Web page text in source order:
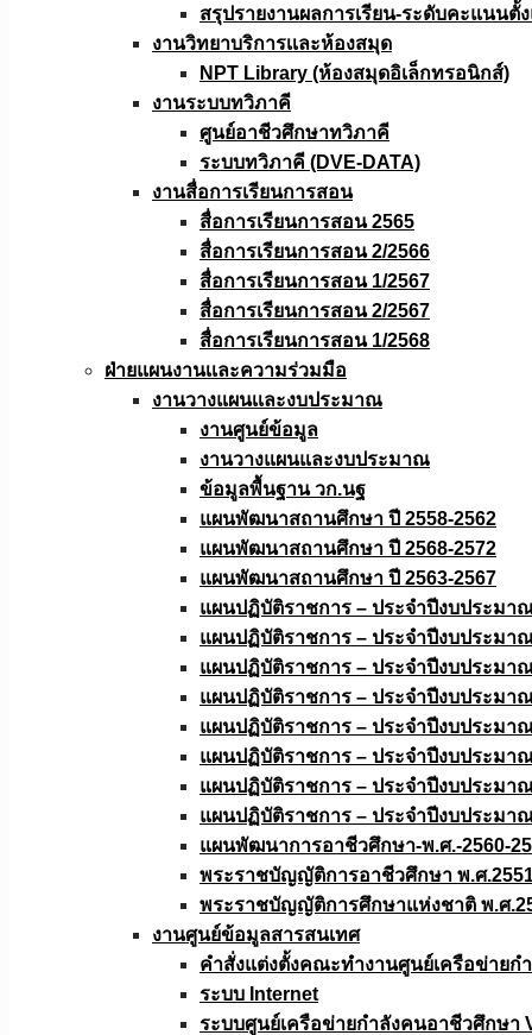
สรุปรายงานผลการเรียน-ระดับคะแนนตั้
งานวิทยาบริการเเละห้องสมุด
NPT Library (ห้องสมุดอิเล็กทรอนิกส์)
งานระบบทวิภาคี
ศูนย์อาชีวศึกษาทวิภาคี
ระบบทวิภาคี (DVE-DATA)
งานสื่อการเรียนการสอน
สื่อการเรียนการสอน 2565
สื่อการเรียนการสอน 2/2566
สื่อการเรียนการสอน 1/2567
สื่อการเรียนการสอน 2/2567
สื่อการเรียนการสอน 1/2568
ฝ่ายแผนงานเเละความร่วมมือ
งานวางแผนเเละงบประมาณ
งานศูนย์ข้อมูล
งานวางแผนและงบประมาณ
ข้อมูลพื้นฐาน วก.นฐ
แผนพัฒนาสถานศึกษา ปี 2558-2562
แผนพัฒนาสถานศึกษา ปี 2568-2572
แผนพัฒนาสถานศึกษา ปี 2563-2567
แผนปฏิบัติราชการ – ประจำปีงบประมา
แผนปฏิบัติราชการ – ประจำปีงบประมา
แผนปฏิบัติราชการ – ประจำปีงบประมา
แผนปฏิบัติราชการ – ประจำปีงบประมา
แผนปฏิบัติราชการ – ประจำปีงบประมา
แผนปฏิบัติราชการ – ประจำปีงบประมา
แผนปฏิบัติราชการ – ประจำปีงบประมา
แผนปฏิบัติราชการ – ประจำปีงบประมา
แผนพัฒนาการอาชีวศึกษา-พ.ศ.-2560-
พระราชบัญญัติการอาชีวศึกษา พ.ศ
พระราชบัญญัติการศึกษาแห่งชาติ พ.ศ
งานศูนย์ข้อมูลสารสนเทศ
คำสั่งแต่งตั้งคณะทำงานศูนย์เครือข่าย
ระบบ Internet
ระบบศูนย์เครือข่ายกำลังคนอาชีวศึกษา